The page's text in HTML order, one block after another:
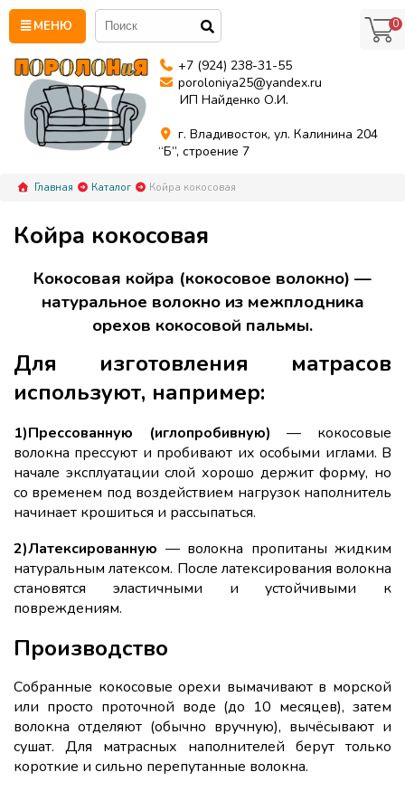
МЕНЮ
+7 (924) 238-31-55
poroloniya25@yandex.ru
ИП Найденко О.И.
г. Владивосток, ул. Калинина 204
“Б”, строение 7
0
Главная Каталог Койра кокосовая
Койра кокосовая
Кокосовая койра (кокосовое волокно) —
натуральное волокно из межплодника
орехов кокосовой пальмы.
Для изготовления матрасов
используют, например:
1)Прессованную (иглопробивную) — кокосовые
волокна прессуют и пробивают их особыми иглами. В
начале эксплуатации слой хорошо держит форму, но
со временем под воздействием нагрузок наполнитель
начинает крошиться и рассыпаться.
2)Латексированную — волокна пропитаны жидким
натуральным латексом. После латексирования волокна
становятся эластичными и устойчивыми к
повреждениям.
Производство
Собранные кокосовые орехи вымачивают в морской
или просто проточной воде (до 10 месяцев), затем
волокна отделяют (обычно вручную), вычёсывают и
сушат. Для матрасных наполнителей берут только
короткие и сильно перепутанные волокна.